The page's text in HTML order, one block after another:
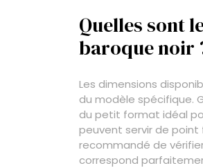
Quelles sont
baroque noir
Les dimensions
du modèle spécifique.
du petit format idéal
peuvent servir de point
recommandé de
correspond